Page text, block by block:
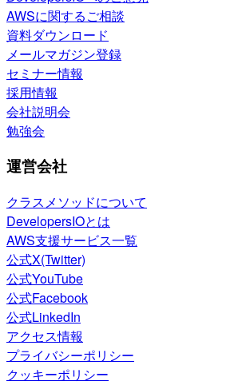
AWSに関するご相談
資料ダウンロード
メールマガジン登録
セミナー情報
採用情報
会社説明会
勉強会
運営会社
クラスメソッドについて
DevelopersIOとは
AWS支援サービス一覧
公式X(Twitter)
公式YouTube
公式Facebook
公式LinkedIn
アクセス情報
プライバシーポリシー
クッキーポリシー